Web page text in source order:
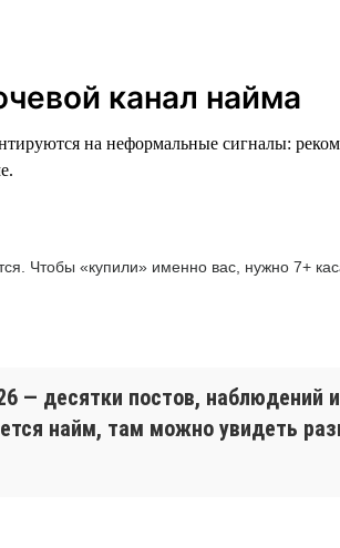
канал найма
на неформальные сигналы:
Чтобы «купили» именно вас, нужно 7+
десятки постов, наблюдений
найм, там можно увидеть